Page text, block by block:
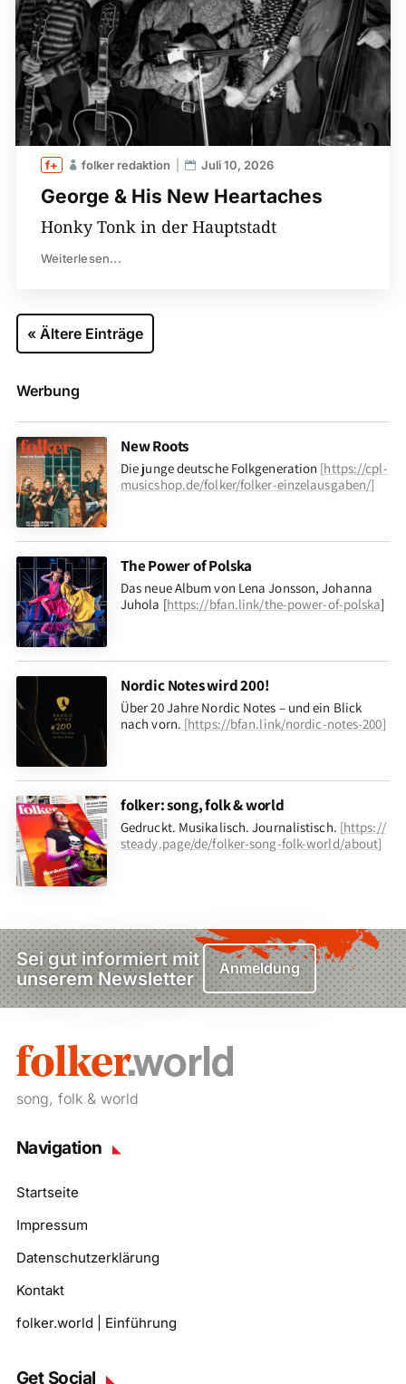
George & His New Heartaches
folker redaktion Juli 10, 2026
Honky Tonk in der Hauptstadt
Weiterlesen...
« Ältere Einträge
Werbung
New Roots
Die junge deutsche Folkgeneration [https://cpl-
musicshop.de/folker/folker-einzelausgaben/]
The Power of Polska
Das neue Album von Lena Jonsson, Johanna
Juhola [https://bfan.link/the-power-of-polska]
Nordic Notes wird 200!
Über 20 Jahre Nordic Notes – und ein Blick
nach vorn. [https://bfan.link/nordic-notes-200]
folker: song, folk & world
Gedruckt. Musikalisch. Journalistisch. [https://
steady.page/de/folker-song-folk-world/about]
Sei gut informiert mit
unserem Newsletter
Anmeldung
song, folk & world
Navigation
Startseite
Impressum
Datenschutzerklärung
Kontakt
folker.world | Einführung
Get Social